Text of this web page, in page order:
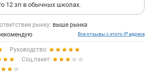
12 зп в обычных школах.
рынку: выше рынка
Все отзывы с этого IP адреса
Руководство:
Соц.пакет: